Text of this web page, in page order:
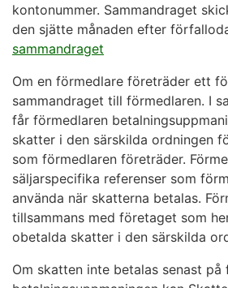
kontonummer. Sammandraget
den sjätte månaden efter
sammandraget
Om en förmedlare företräder ett
sammandraget till förmedlaren. I
får förmedlaren
skatter i den särskilda ordningen
som förmedlaren företräder.
säljarspecifika referenser som
använda när skatterna betalas.
tillsammans med företaget som
obetalda skatter i den särskilda
Om skatten inte betalas senast